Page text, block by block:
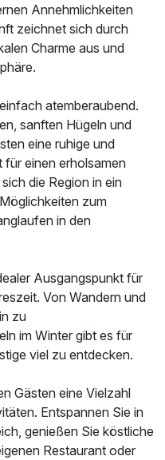
Annehmlichkeiten
zeichnet sich durch
Charme aus und
atemberaubend.
sanften Hügeln und
eine ruhige und
für einen erholsamen
die Region in ein
zum
in den
Ausgangspunkt für
Von Wandern und
zu
im Winter gibt es für
viel zu entdecken.
Gästen eine Vielzahl
Entspannen Sie in
genießen Sie köstliche
Restaurant oder